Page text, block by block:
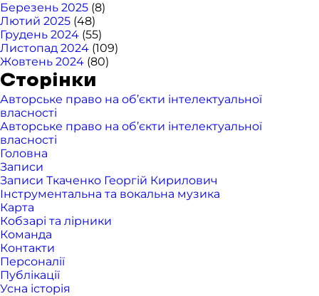
Березень 2025 (8)
Лютий 2025 (48)
Грудень 2024 (55)
Листопад 2024 (109)
Жовтень 2024 (80)
Сторінки
Авторське право на об’єкти інтелектуальної
власності
Авторське право на об’єкти інтелектуальної
власності
Головна
Записи
Записи Ткаченко Георгій Кирилович
Інструментальна та вокальна музика
Карта
Кобзарі та лірники
Команда
Контакти
Персоналії
Публікації
Усна історія